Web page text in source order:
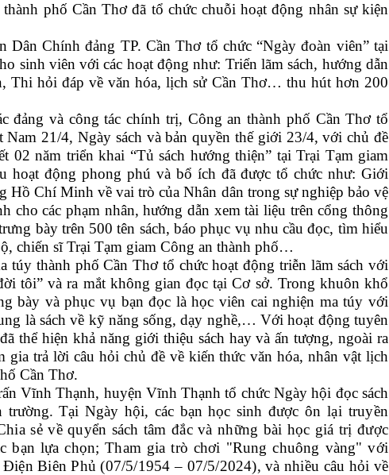
phố Cần Thơ đã tổ chức chuỗi hoạt động nhân sự kiện
Chính đảng TP. Cần Thơ tổ chức “Ngày đoàn viên” tại
sinh viên với các hoạt động như: Triển lãm sách, hướng dẫn
Thi hỏi đáp về văn hóa, lịch sử Cần Thơ… thu hút hơn 200
và công tác chính trị, Công an thành phố Cần Thơ tổ
Nam 21/4, Ngày sách và bản quyền thế giới 23/4, với chủ đề
02 năm triển khai “Tủ sách hướng thiện” tại Trại Tạm giam
hoạt động phong phú và bổ ích đã được tổ chức như: Giới
Hồ Chí Minh về vai trò của Nhân dân trong sự nghiệp bảo vệ
cho các phạm nhân, hướng dẫn xem tài liệu trên cổng thông
bày trên 500 tên sách, báo phục vụ nhu cầu đọc, tìm hiểu
chiến sĩ Trại Tạm giam Công an thành phố…
thành phố Cần Thơ tổ chức hoạt động triễn lãm sách với
tôi” và ra mắt không gian đọc tại Cơ sở. Trong khuôn khổ
bày và phục vụ bạn đọc là học viên cai nghiện ma túy với
là sách về kỹ năng sống, dạy nghề,… Với hoạt động tuyên
thể hiện khả năng giới thiệu sách hay và ấn tượng, ngoài ra
gia trả lời câu hỏi chủ đề về kiến thức văn hóa, nhân vật lịch
Cần Thơ.
Vĩnh Thạnh, huyện Vĩnh Thạnh tổ chức Ngày hội đọc sách
Tại Ngày hội, các bạn học sinh được ôn lại truyền
sẻ về quyển sách tâm đắc và những bài học giá trị được
bạn lựa chọn; Tham gia trò chơi "Rung chuông vàng" với
Biên Phủ (07/5/1954 – 07/5/2024), và nhiều câu hỏi về